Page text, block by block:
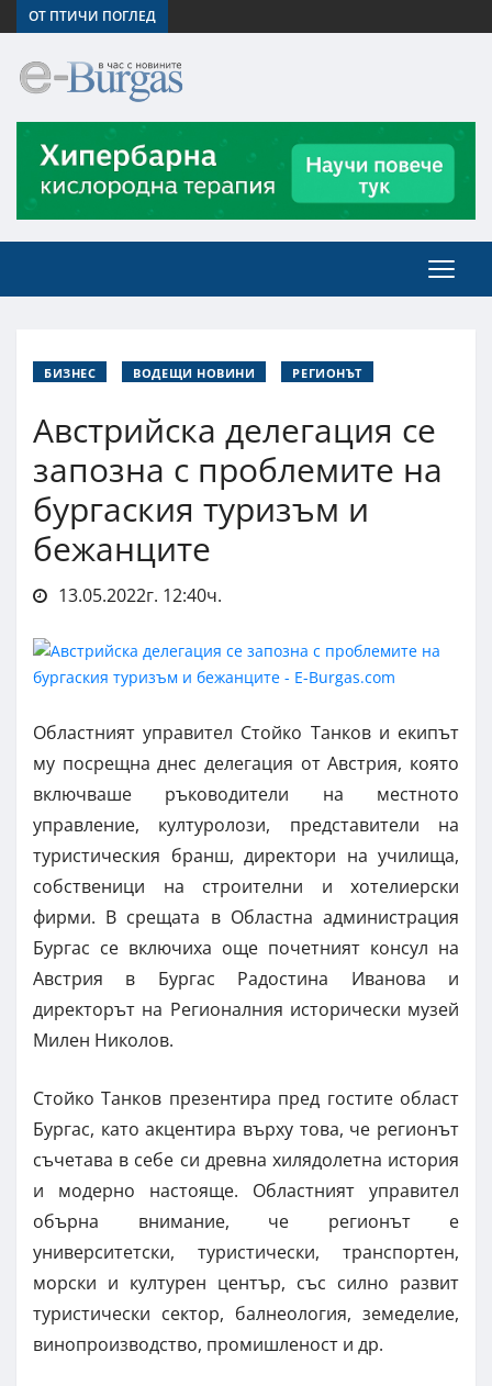
ОТ ПТИЧИ ПОГЛЕД
БИЗНЕС ВОДЕЩИ НОВИНИ РЕГИОНЪТ
Австрийска делегация се
запозна с проблемите на
бургаския туризъм и
бежанците
13.05.2022г. 12:40ч.
Областният управител Стойко Танков и екипът
му посрещна днес делегация от Австрия, която
включваше ръководители на местното
управление, културолози, представители на
туристическия бранш, директори на училища,
собственици на строителни и хотелиерски
фирми. В срещата в Областна администрация
Бургас се включиха още почетният консул на
Австрия в Бургас Радостина Иванова и
директорът на Регионалния исторически музей
Милен Николов.
Стойко Танков презентира пред гостите област
Бургас, като акцентира върху това, че регионът
съчетава в себе си древна хилядолетна история
и модерно настояще. Областният управител
обърна внимание, че регионът е
университетски, туристически, транспортен,
морски и културен център, със силно развит
туристически сектор, балнеология, земеделие,
винопроизводство, промишленост и др.